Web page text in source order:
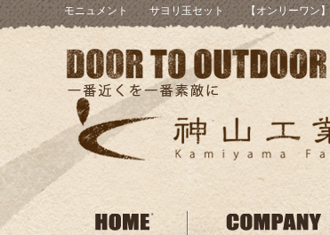
モニュメント サヨリ玉セット 【オンリーワン】